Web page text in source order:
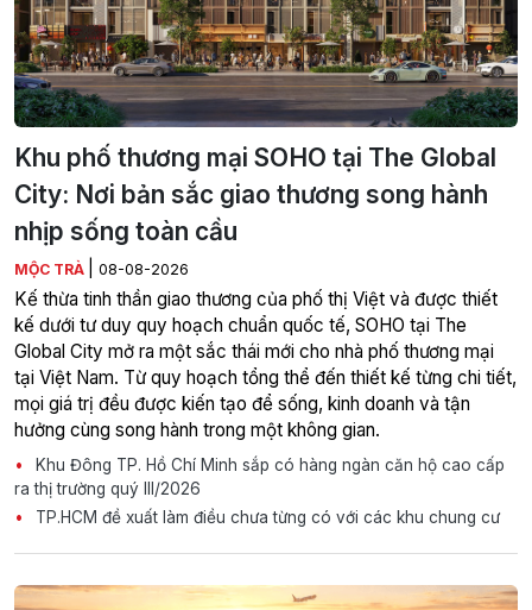
Khu phố thương mại SOHO tại The Global
City: Nơi bản sắc giao thương song hành
nhịp sống toàn cầu
MỘC TRÀ 08-08-2026
Kế thừa tinh thần giao thương của phố thị Việt và được thiết
kế dưới tư duy quy hoạch chuẩn quốc tế, SOHO tại The
Global City mở ra một sắc thái mới cho nhà phố thương mại
tại Việt Nam. Từ quy hoạch tổng thể đến thiết kế từng chi tiết,
mọi giá trị đều được kiến tạo để sống, kinh doanh và tận
hưởng cùng song hành trong một không gian.
Khu Đông TP. Hồ Chí Minh sắp có hàng ngàn căn hộ cao cấp
ra thị trường quý III/2026
TP.HCM đề xuất làm điều chưa từng có với các khu chung cư